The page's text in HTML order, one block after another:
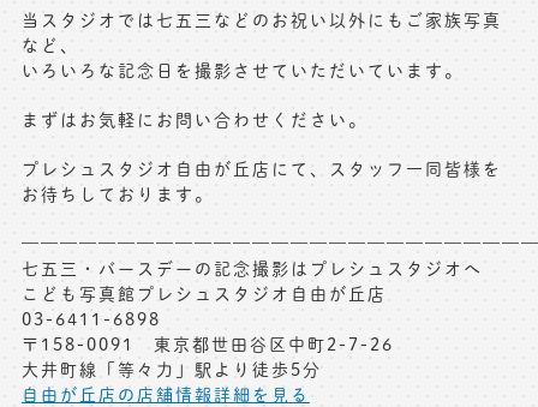
当スタジオでは七五三などのお祝い以外にもご家族写真
など、
いろいろな記念日を撮影させていただいています。
まずはお気軽にお問い合わせください。
プレシュスタジオ自由が丘店にて、スタッフ一同皆様を
お待ちしております。
七五三・バースデーの記念撮影はプレシュスタジオへ
こども写真館プレシュスタジオ自由が丘店
03-6411-6898
〒158-0091 東京都世田谷区中町2-7-26
大井町線「等々力」駅より徒歩5分
自由が丘店の店舗情報詳細を見る